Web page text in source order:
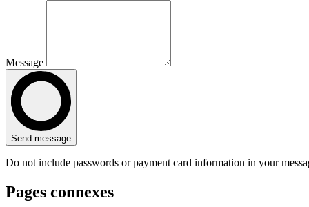
Message
Send message
Do not include passwords or payment card information in your
Pages connexes